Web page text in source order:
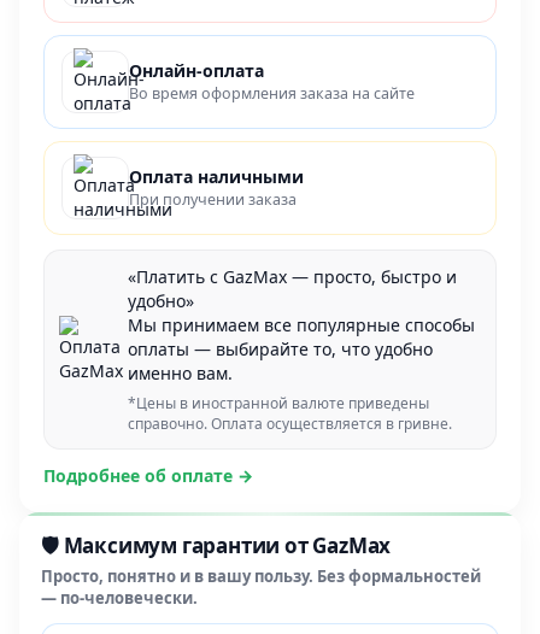
Онлайн-оплата
Во время оформления заказа на сайте
Оплата наличными
При получении заказа
«Платить с GazMax — просто, быстро и
удобно»
Мы принимаем все популярные способы
оплаты — выбирайте то, что удобно
именно вам.
*Цены в иностранной валюте приведены
справочно. Оплата осуществляется в гривне.
Подробнее об оплате →
🛡️ Максимум гарантии от GazMax
Просто, понятно и в вашу пользу. Без формальностей
— по-человечески.